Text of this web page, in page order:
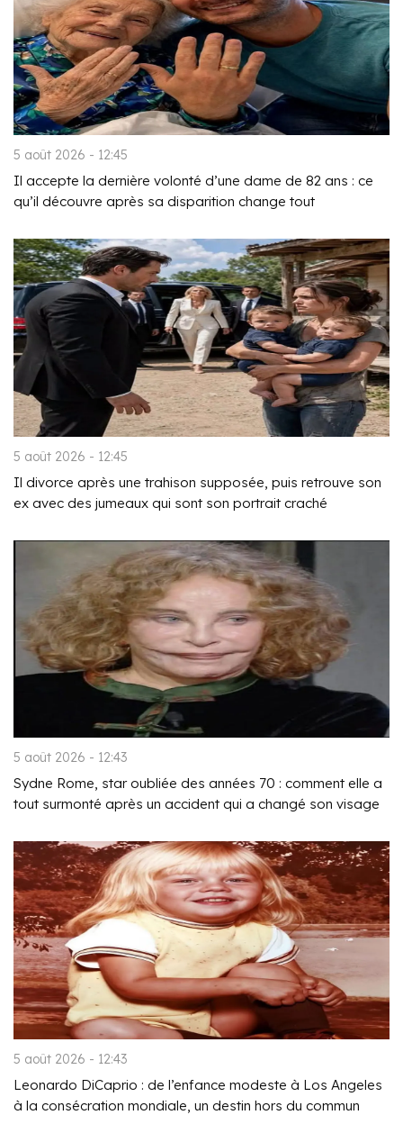
5 août 2026 - 12:45
Il accepte la dernière volonté d’une dame de 82 ans : ce
qu’il découvre après sa disparition change tout
5 août 2026 - 12:45
Il divorce après une trahison supposée, puis retrouve son
ex avec des jumeaux qui sont son portrait craché
5 août 2026 - 12:43
Sydne Rome, star oubliée des années 70 : comment elle a
tout surmonté après un accident qui a changé son visage
5 août 2026 - 12:43
Leonardo DiCaprio : de l’enfance modeste à Los Angeles
à la consécration mondiale, un destin hors du commun